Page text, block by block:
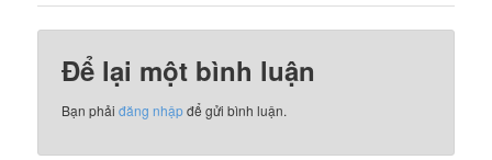
Để lại một bình luận
Bạn phảiđăng nhậpđể gửi bình luận.